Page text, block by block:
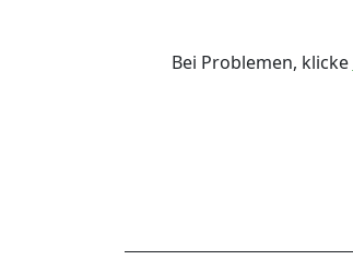
Bei Problemen, klicke